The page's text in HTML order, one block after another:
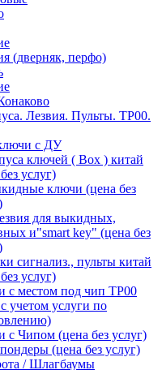
(дверняк, перфо)
Лезвия. Пульты. TP00.
с ДУ
ключей ( Box ) китай
услуг)
ключи (цена без
для выкидных,
и"smart key" (цена без
сигнализ., пульты китай
услуг)
с местом под чип TP00
учетом услуги по
с Чипом (цена без услуг)
(цена без услуг)
/ Шлагбаумы